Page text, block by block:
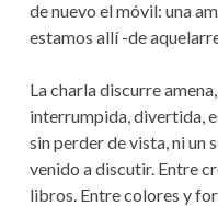
de nuevo el móvil: una
estamos allí -de
La charla discurre
interrumpida, divertida,
sin perder de vista, ni un
venido a discutir. Entre
libros. Entre colores y